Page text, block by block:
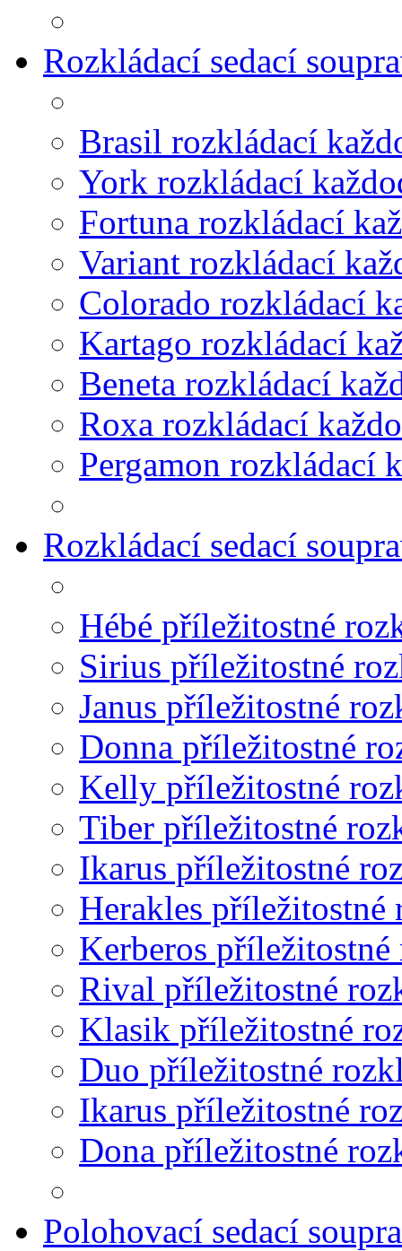
Rozkládací sedací
Brasil rozkládací
York rozkládací
Fortuna rozkládací
Variant rozkládací
Colorado rozkládací
Kartago rozkládací
Beneta rozkládací
Roxa rozkládací
Pergamon rozkládací
Rozkládací sedací
Hébé příležitostné
Sirius příležitostné
Janus příležitostné
Donna příležitostné
Kelly příležitostné
Tiber příležitostné
Ikarus příležitostné
Herakles příležitostné
Kerberos
Rival příležitostné
Klasik příležitostné
Duo příležitostné
Ikarus příležitostné
Dona příležitostné
Polohovací sedací